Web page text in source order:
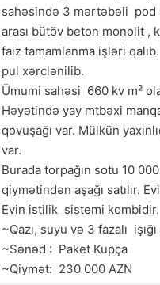
sahəsində 3 mərtəbəli
arası bütöv beton monolit ,
faiz tamamlanma işləri
pul xərclənilib.
Ümumi sahəsi  660 kv m²
Həyətində yay mtbəxi
qovuşağı var. Mülkün
var.
Burada torpağın sotu 10
qiymətindən aşağı satılır.
Evin istilik  sistemi kombidir.
~Qazı, suyu və 3 fazalı
~Sənəd :  Paket Kupça
~Qiymət:  230 000 AZN